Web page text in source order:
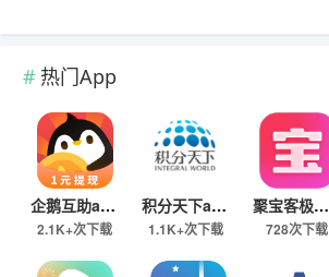
热门App
企鹅互助app
2.1K+次下载
积分天下app
1.1K+次下载
聚宝客极速版
728次下载